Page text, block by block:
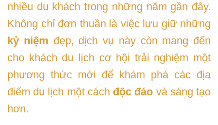
nhiều du khách trong những năm gần đây.
Không chỉ đơn thuần là việc lưu giữ những
kỷ niệm đẹp, dịch vụ này còn mang đến
cho khách du lịch cơ hội trải nghiệm một
phương thức mới để khám phá các địa
điểm du lịch một cách độc đáo và sáng tạo
hơn.